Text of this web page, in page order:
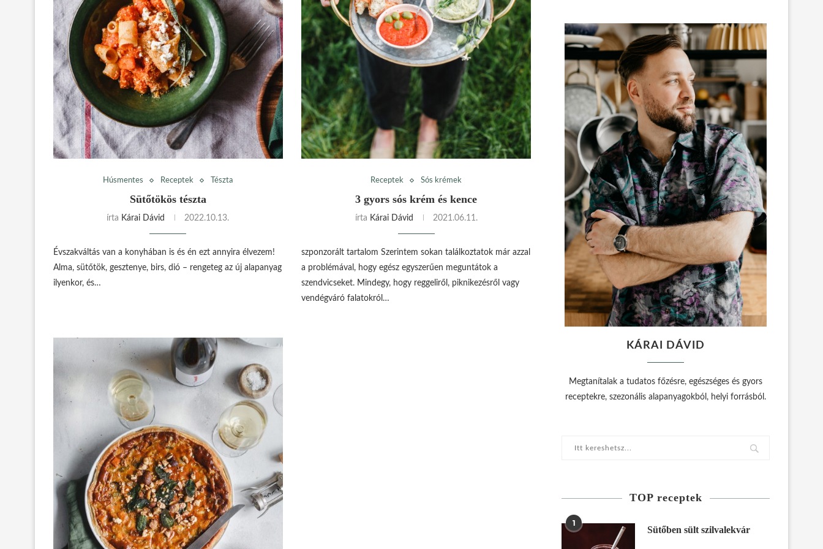
Húsmentes Receptek Tészta
Sütőtökös tészta
írta Kárai Dávid 2022.10.13.
Évszakváltás van a konyhában is és én ezt annyira élvezem!
Alma, sütőtök, gesztenye, birs, dió – rengeteg az új alapanyag
ilyenkor, és…
Receptek Sós krémek
3 gyors sós krém és kence
írta Kárai Dávid 2021.06.11.
szponzorált tartalom Szerintem sokan találkoztatok már azzal
a problémával, hogy egész egyszerűen meguntátok a
szendvicseket. Mindegy, hogy reggeliről, piknikezésről vagy
vendégváró falatokról…
KÁRAI DÁVID
Megtanítalak a tudatos főzésre, egészséges és gyors
receptekre, szezonális alapanyagokból, helyi forrásból.
TOP receptek
1
Sütőben sült szilvalekvár